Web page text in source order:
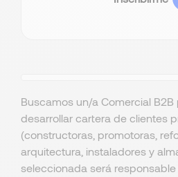
Buscamos un/a Comercial
desarrollar cartera de clientes
(constructoras, promotoras,
arquitectura, instaladores y
seleccionada será